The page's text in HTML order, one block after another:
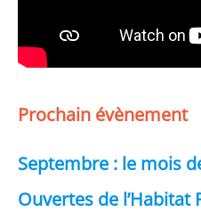
Prochain évènement
Septembre : le mois
Ouvertes de l’Habitat